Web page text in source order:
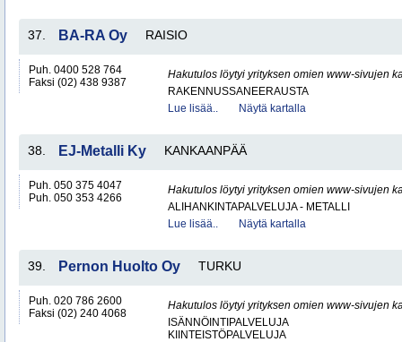
37. BA-RA Oy RAISIO
Puh. 0400 528 764
Faksi (02) 438 9387
Hakutulos löytyi yrityksen omien www-sivujen
RAKENNUSSANEERAUSTA
Lue lisää..
Näytä kartalla
38. EJ-Metalli Ky KANKAANPÄÄ
Puh. 050 375 4047
Puh. 050 353 4266
Hakutulos löytyi yrityksen omien www-sivujen
ALIHANKINTAPALVELUJA - METALLI
Lue lisää..
Näytä kartalla
39. Pernon Huolto Oy TURKU
Puh. 020 786 2600
Faksi (02) 240 4068
Hakutulos löytyi yrityksen omien www-sivujen
ISÄNNÖINTIPALVELUJA
KIINTEISTÖPALVELUJA